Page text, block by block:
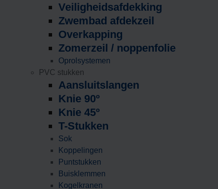
Veiligheidsafdekking
Zwembad afdekzeil
Overkapping
Zomerzeil / noppenfolie
Oprolsystemen
PVC stukken
Aansluitslangen
Knie 90º
Knie 45º
T-Stukken
Sok
Koppelingen
Puntstukken
Buisklemmen
Kogelkranen